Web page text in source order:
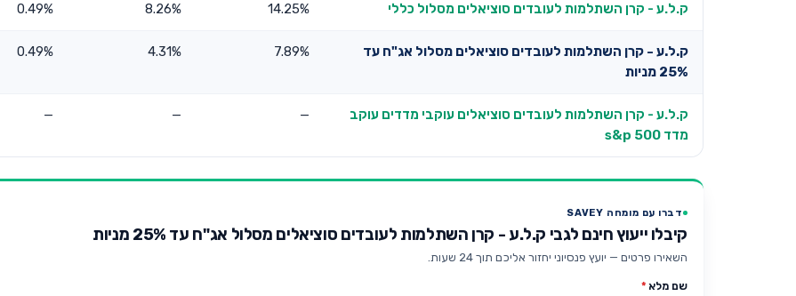
ק.ל.ע - קרן השתלמות לעובדים סוציאלים מסלול כללי 14.25%
8.26%
0.49%
ק.ל.ע - קרן השתלמות לעובדים סוציאלים מסלול אג"ח עד
25% מניות
7.89%
4.31%
0.49%
ק.ל.ע - קרן השתלמות לעובדים סוציאלים עוקבי מדדים עוקב
מדד s&p 500
—
—
—
דברו עם מומחה SAVEY
קיבלו ייעוץ חינם לגבי ק.ל.ע - קרן השתלמות לעובדים סוציאלים מסלול אג"ח עד 25% מניות
השאירו פרטים — יועץ פנסיוני יחזור אליכם תוך 24 שעות.
שם מלא *